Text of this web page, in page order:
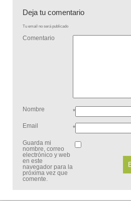
Deja tu comentario
Tu email no será publicado
Comentario
Nombre *
Email *
Guarda mi
nombre, correo
electrónico y web
en este
navegador para la
próxima vez que
comente.